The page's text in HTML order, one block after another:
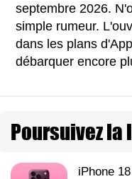
septembre 2026.
simple rumeur.
dans les plans
débarquer encore
Poursuivez la
iPhone